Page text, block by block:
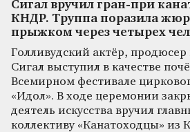
Сигал вручил гран-при
КНДР. Труппа поразила
прыжком через четырех
Голливудский актёр,
Сигал выступил в качестве
Всемирном фестивале
«Идол». В ходе церемонии
деятель искусства вручил
коллективу «Канатоходцы» из